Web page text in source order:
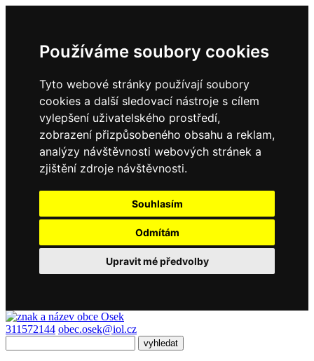
Používáme soubory cookies
Tyto webové stránky používají soubory
cookies a další sledovací nástroje s cílem
vylepšení uživatelského prostředí,
zobrazení přizpůsobeného obsahu a reklam,
analýzy návštěvnosti webových stránek a
zjištění zdroje návštěvnosti.
Souhlasím
Odmítám
Upravit mé předvolby
311572144 obec.osek@iol.cz